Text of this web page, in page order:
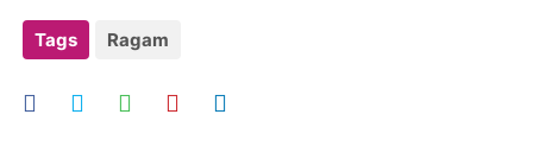
Tags Ragam